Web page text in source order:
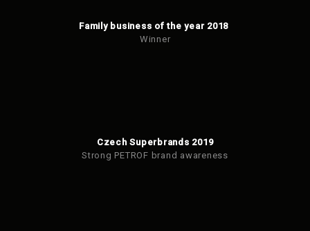
Family business of the year 2018
Winner
Czech Superbrands 2019
Strong PETROF brand awareness